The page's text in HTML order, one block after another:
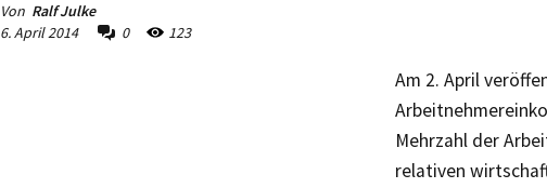
Von Ralf Julke
6. April 2014
0 123
Am 2. April
Mehrzahl der
relativen